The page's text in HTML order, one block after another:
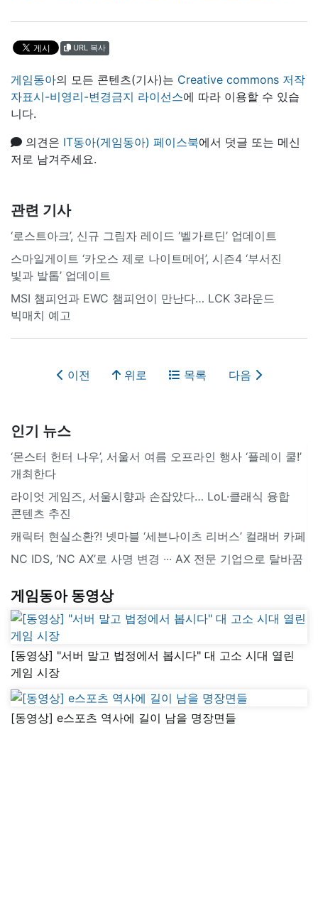
URL 복사
게임동아의 모든 콘텐츠(기사)는 Creative commons 저작
자표시-비영리-변경금지 라이선스에 따라 이용할 수 있습
니다.
의견은 IT동아(게임동아) 페이스북에서 덧글 또는 메신
저로 남겨주세요.
관련 기사
‘로스트아크’, 신규 그림자 레이드 ‘벨가르딘’ 업데이트
스마일게이트 ‘카오스 제로 나이트메어’, 시즌4 ‘부서진
빛과 발톱’ 업데이트
MSI 챔피언과 EWC 챔피언이 만난다… LCK 3라운드
빅매치 예고
이전 위로 목록 다음
인기 뉴스
‘몬스터 헌터 나우’, 서울서 여름 오프라인 행사 ‘플레이 쿨!’
개최한다
라이엇 게임즈, 서울시향과 손잡았다… LoL·클래식 융합
콘텐츠 추진
캐릭터 현실소환?! 넷마블 ‘세븐나이츠 리버스’ 컬래버 카페
NC IDS, ‘NC AX’로 사명 변경 ∙∙∙ AX 전문 기업으로 탈바꿈
게임동아 동영상
[동영상] "서버 말고 법정에서 봅시다" 대 고소 시대 열린
게임 시장
[동영상] e스포츠 역사에 길이 남을 명장면들